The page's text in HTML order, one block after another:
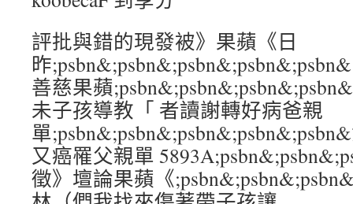
評批與錯的現發被》果蘋《日
昨
善慈果蘋
未子孩導教「 者讀謝轉好病爸親
單
又癌罹父親單
徵》壇論果蘋《